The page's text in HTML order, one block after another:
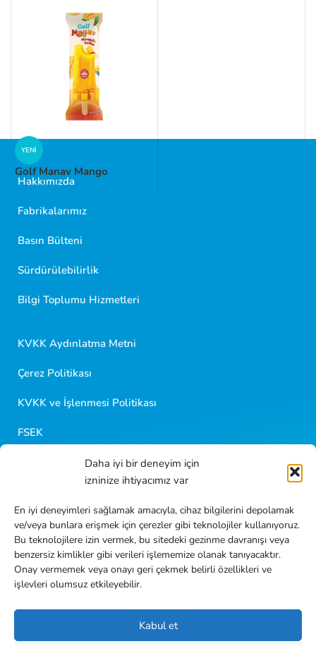
Daha iyi bir deneyim için
izninize ihtiyacımız var
En iyi deneyimleri sağlamak amacıyla, cihaz bilgilerini depolamak
ve/veya bunlara erişmek için çerezler gibi teknolojiler kullanıyoruz.
Bu teknolojilere izin vermek, bu sitedeki gezinme davranışı veya
benzersiz kimlikler gibi verileri işlememize olanak tanıyacaktır.
Onay vermemek veya onayı geri çekmek belirli özellikleri ve
işlevleri olumsuz etkileyebilir.
Kabul et
YENI
Golf Manav Mango
Hakkımızda
Fabrikalarımız
Basın Bülteni
Sürdürülebilirlik
Bilgi Toplumu Hizmetleri
KVKK Aydınlatma Metni
Çerez Politikası
KVKK ve İşlenmesi Politikası
FSEK
Blog İçerikleri
Sıkça Sorulan Sorular
İletişim
Golf Dondurma Dijital Asistanı
Kısa sorular sorabilir veya aşağıdaki seçeneklerden